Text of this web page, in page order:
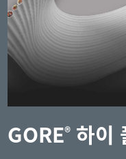
GORE®하이